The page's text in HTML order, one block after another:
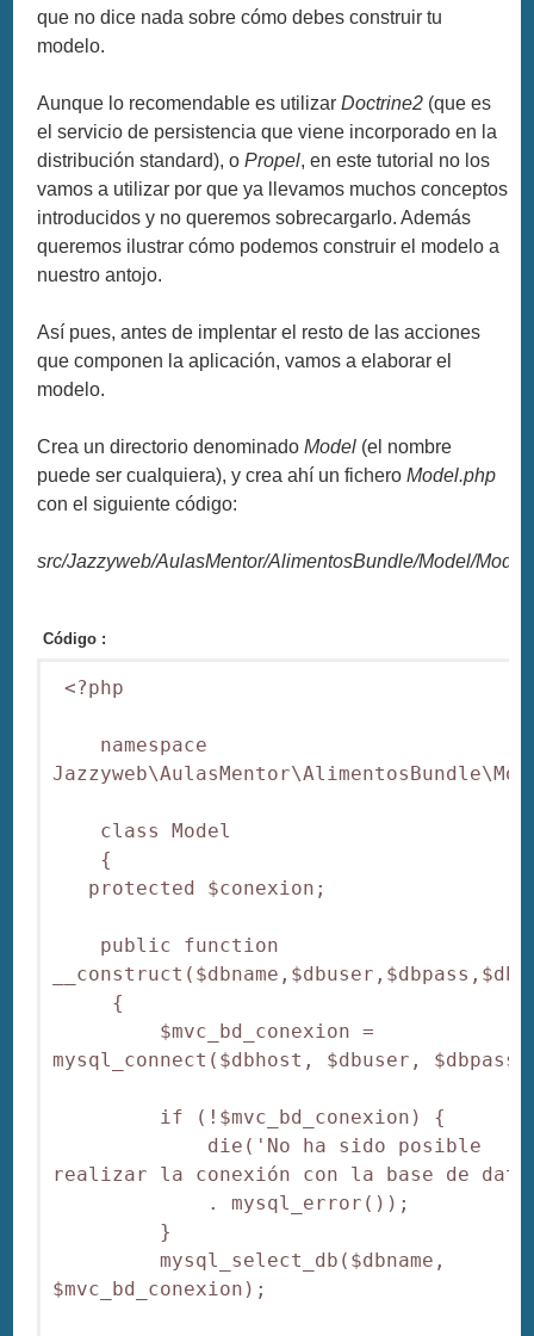
que no dice nada sobre cómo debes construir tu
modelo.
Aunque lo recomendable es utilizarDoctrine2 (que es
el servicio de persistencia que viene incorporado en la
distribución standard), oPropel, en este tutorial no los
vamos a utilizar por que ya llevamos muchos conceptos
introducidos y no queremos sobrecargarlo. Además
queremos ilustrar cómo podemos construir el modelo a
nuestro antojo.
Así pues, antes de implentar el resto de las acciones
que componen la aplicación, vamos a elaborar el
modelo.
Crea un directorio denominadoModel (el nombre
puede ser cualquiera), y crea ahí un ficheroModel.php
con el siguiente código:
src/Jazzyweb/AulasMentor/AlimentosBundle/Model/
Código :
<?php
namespace
class Model
{
protected $conexion;
public function
{
$mvc_bd_conexion =
mysql_connect($dbhost, $dbuser,
if (!$mvc_bd_conexion) {
die('No ha sido posible
realizar la conexión con la base de
. mysql_error());
}
mysql_select_db($dbname,
$mvc_bd_conexion);